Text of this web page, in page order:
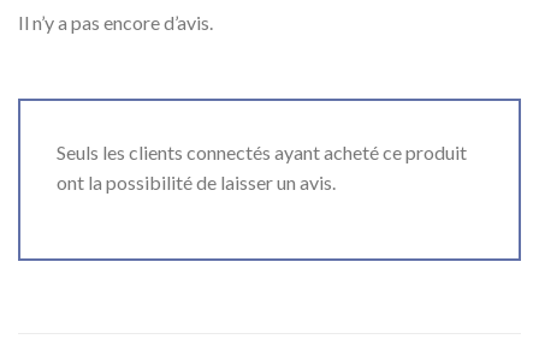
Il n’y a pas encore d’avis.
Seuls les clients connectés ayant acheté ce produit
ont la possibilité de laisser un avis.